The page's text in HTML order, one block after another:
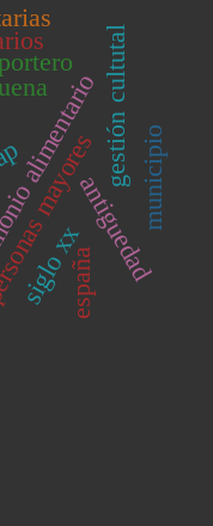
mayoresantiguedad
gestión cultutal
siglo xxespaña
municipio